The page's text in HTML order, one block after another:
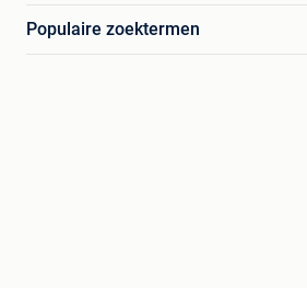
Populaire zoektermen